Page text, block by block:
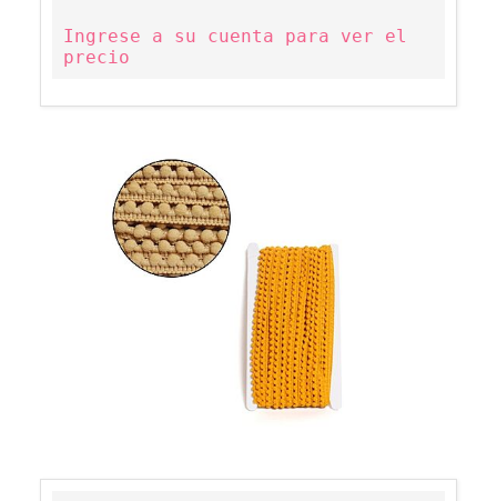
Ingrese a su cuenta para ver el
precio